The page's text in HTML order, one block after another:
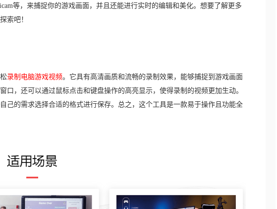
等，来捕捉你的游戏画面，并且还能进行实时的编辑和美化。想要了解更多
索吧！
录制电脑游戏视频。它具有高清画质和流畅的录制效果，能够捕捉到游戏画面
，还可以通过鼠标点击和键盘操作的高亮显示，使得录制的视频更加生动。
己的需求选择合适的格式进行保存。总之，这个工具是一款易于操作且功能全